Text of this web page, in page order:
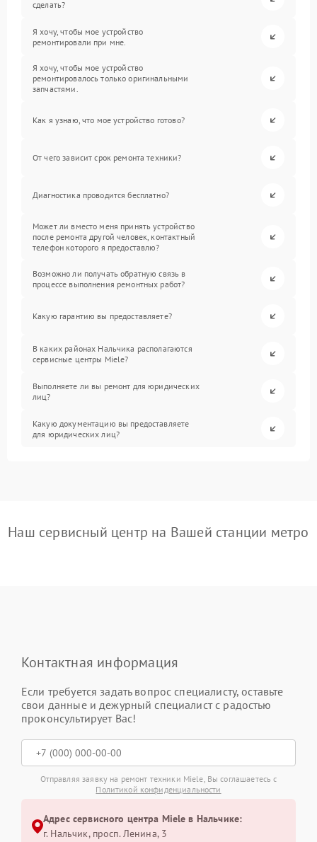
сделать?
Я хочу, чтобы мое устройство
ремонтировали при мне.
Я хочу, чтобы мое устройство
ремонтировалось только оригинальными
запчастями.
Как я узнаю, что мое устройство готово?
От чего зависит срок ремонта техники?
Диагностика проводится бесплатно?
Может ли вместо меня принять устройство
после ремонта другой человек, контактный
телефон которого я предоставлю?
Возможно ли получать обратную связь в
процессе выполнения ремонтных работ?
Какую гарантию вы предоставляете?
В каких районах Нальчика располагаются
сервисные центры Miele?
Выполняете ли вы ремонт для юридических
лиц?
Какую документацию вы предоставляете
для юридических лиц?
Наш сервисный центр на Вашей станции метро
Контактная информация
Если требуется задать вопрос специалисту, оставьте
свои данные и дежурный специалист с радостью
проконсультирует Вас!
Отправляя заявку на ремонт техники Miele, Вы соглашаетесь с
Политикой конфиденциальности
Адрес сервисного центра Miele в Нальчике:
г. Нальчик, просп. Ленина, 3